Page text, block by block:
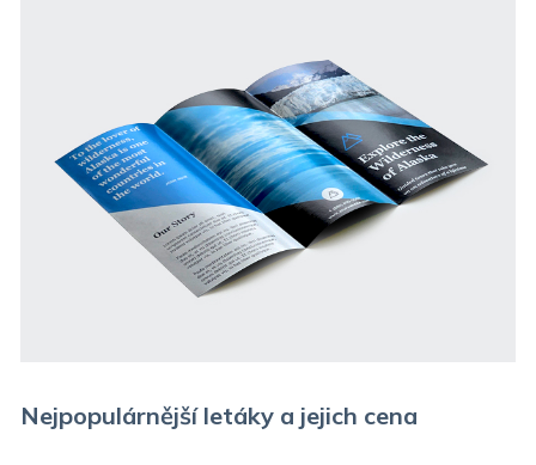
Nejpopulárnější letáky a jejich cena